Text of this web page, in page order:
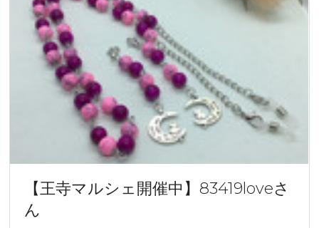
【王寺マルシェ開催中】83419loveさ
ん